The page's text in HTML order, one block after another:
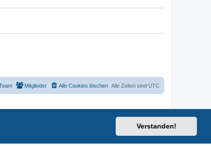
Verstanden!
Alle Zeiten sind UTC
Alle Cookies löschen
Mitglieder